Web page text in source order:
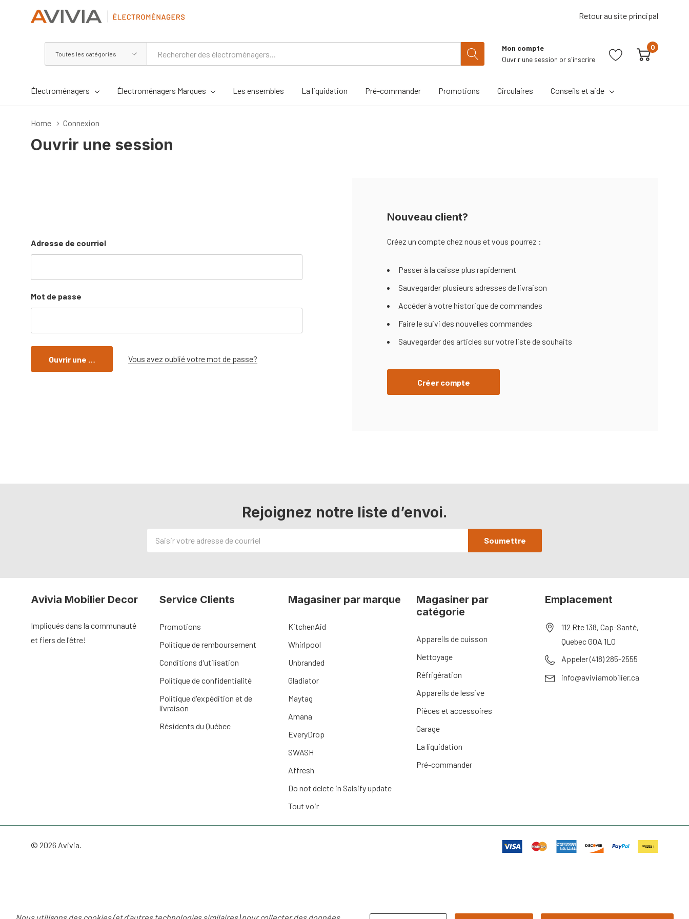
Retour au site principal
les
Mon compte
Ouvrir une session or s'inscrire
0
Électroménagers Électroménagers Marques Les ensembles La liquidation Pré-commander Promotions Circulaires Conseils et aide
Home Connexion
Ouvrir une session
Adresse de courriel
Mot de passe
Vous avez oublié votre mot de passe?
Nouveau client?
Créez un compte chez nous et vous pourrez :
Passer à la caisse plus rapidement
Sauvegarder plusieurs adresses de livraison
Accéder à votre historique de commandes
Faire le suivi des nouvelles commandes
Sauvegarder des articles sur votre liste de souhaits
Créer compte
Rejoignez notre liste d’envoi.
de
Avivia Mobilier Decor
Impliqués dans la communauté
et fiers de l'être!
Service Clients
Promotions
Politique de remboursement
Conditions d'utilisation
Politique de confidentialité
Politique d'expédition et de
livraison
Résidents du Québec
Magasiner par marque
KitchenAid
Whirlpool
Unbranded
Gladiator
Maytag
Amana
EveryDrop
SWASH
Affresh
Do not delete in Salsify update
Tout voir
Magasiner par
catégorie
Appareils de cuisson
Nettoyage
Réfrigération
Appareils de lessive
Pièces et accessoires
Garage
La liquidation
Pré-commander
Emplacement
112 Rte 138, Cap-Santé,
Quebec G0A 1L0
Appeler (418) 285-2555
info@aviviamobilier.ca
© 2026 Avivia.